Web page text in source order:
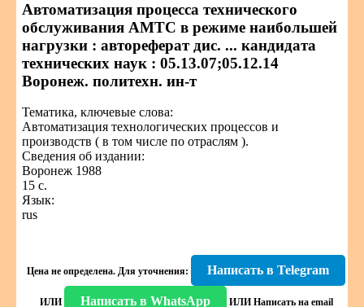
Автоматизация процесса технического
обслуживания АМТС в режиме наибольшей
нагрузки : автореферат дис. ... кандидата
технических наук : 05.13.07;05.12.14
Воронеж. политехн. ин-т
Тематика, ключевые слова:
Автоматизация технологических процессов и
производств ( в том числе по отраслям ).
Сведения об издании:
Воронеж 1988
15 с.
Язык:
rus
Цена не определена. Для уточнения: Написать в Telegram
ИЛИ Написать в WhatsApp ИЛИ Написать на email